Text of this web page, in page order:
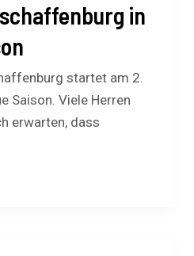
in
startet am 2.
Saison. Viele Herren
erwarten, dass